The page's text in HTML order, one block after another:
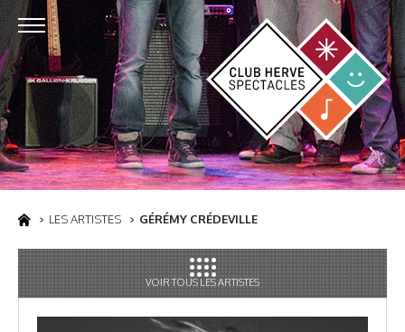
LES ARTISTES GÉRÉMY CRÉDEVILLE
VOIR TOUS LES ARTISTES